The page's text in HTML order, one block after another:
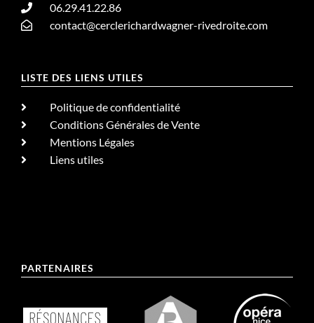
06.29.41.22.86
contact@cerclerichardwagner-rivedroite.com
LISTE DES LIENS UTILES
Politique de confidentialité
Conditions Générales de Vente
Mentions Légales
Liens utiles
PARTENAIRES